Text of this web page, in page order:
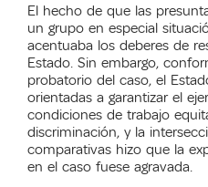
El hecho de que las
un grupo en especial
acentuaba los deberes de
Estado. Sin embargo,
probatorio del caso, el
orientadas a garantizar el
condiciones de trabajo
discriminación, y la
comparativas hizo que la
en el caso fuese agravada.